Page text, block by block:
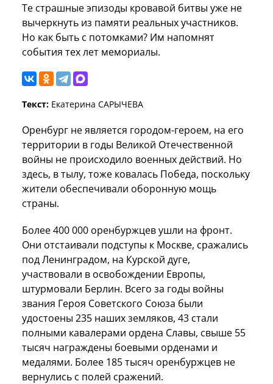
Те страшные эпизоды кровавой битвы уже не
вычеркнуть из памяти реальных участников.
Но как быть с потомками? Им напомнят
события тех лет мемориалы.
Текст: Екатерина САРЫЧЕВА
Оренбург не является городом-героем, на его
территории в годы Великой Отечественной
войны не происходило военных действий. Но
здесь, в тылу, тоже ковалась Победа, поскольку
жители обеспечивали оборонную мощь
страны.
Более 400 000 оренбуржцев ушли на фронт.
Они отстаивали подступы к Москве, сражались
под Ленинградом, на Курской дуге,
участвовали в освобождении Европы,
штурмовали Берлин. Всего за годы войны
звания Героя Советского Союза были
удостоены 235 наших земляков, 43 стали
полными кавалерами ордена Славы, свыше 55
тысяч награждены боевыми орденами и
медалями. Более 185 тысяч оренбуржцев не
вернулись с полей сражений.